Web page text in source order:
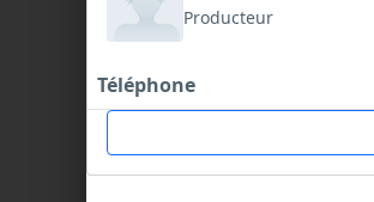
Producteur
Téléphone